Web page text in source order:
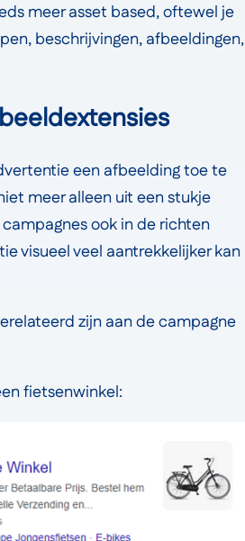
meer asset based, oftewel je
beschrijvingen, afbeeldingen,
een afbeelding toe te
meer alleen uit een stukje
ook in de richten
visueel veel aantrekkelijker kan
zijn aan de campagne
fietsenwinkel: